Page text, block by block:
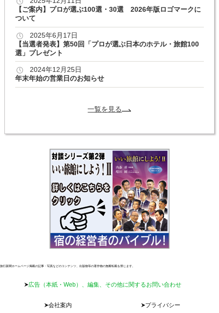
【ご案内】プロが選ぶ100選・30選 2026年版ロゴマークに
ついて
2025年6月17日
【当選者発表】第50回「プロが選ぶ日本のホテル・旅館100
選」プレゼント
2024年12月25日
年末年始の営業日のお知らせ
一覧を見る
旅行新聞ホームページ掲載の記事・写真などのコンテンツ、出版物等の著作物の無断転載を禁じます。
広告（本紙・Web）、編集、その他に関するお問い合わせ
会社案内
プライバシー